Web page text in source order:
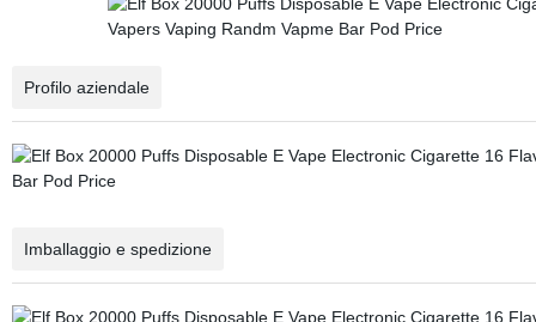
Profilo aziendale
Imballaggio e spedizione